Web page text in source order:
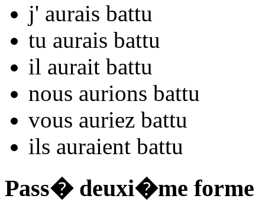
j' aurais battu
tu aurais battu
il aurait battu
nous aurions battu
vous auriez battu
ils auraient battu
Pass� deuxi�me forme